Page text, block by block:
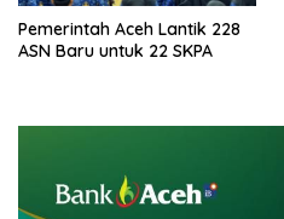
Pemerintah Aceh Lantik 228
ASN Baru untuk 22 SKPA